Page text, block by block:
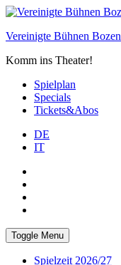
Skip
content
Vereinigte Bühnen Bozen
Komm ins Theater!
Spielplan
Specials
Tickets&Abos
DE
IT
Toggle Menu
Spielzeit 2026/27